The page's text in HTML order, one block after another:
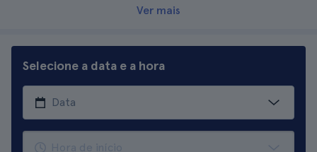
Ver mais
Selecione a data e a hora